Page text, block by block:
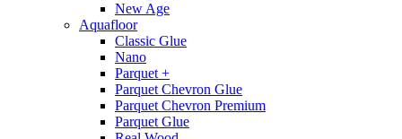
New Age
Aquafloor
Classic Glue
Nano
Parquet +
Parquet Chevron Glue
Parquet Chevron Premium
Parquet Glue